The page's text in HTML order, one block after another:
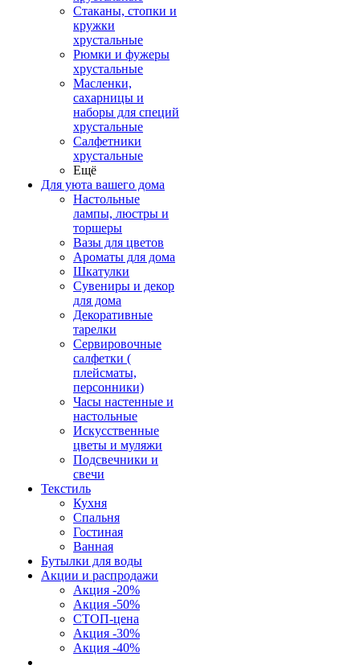
Стаканы, стопки и
кружки
хрустальные
Рюмки и фужеры
хрустальные
Масленки,
сахарницы и
наборы для специй
хрустальные
Салфетники
хрустальные
Ещё
Для уюта вашего дома
Настольные
лампы, люстры и
торшеры
Вазы для цветов
Ароматы для дома
Шкатулки
Сувениры и декор
для дома
Декоративные
тарелки
Сервировочные
салфетки (
плейсматы,
персонники)
Часы настенные и
настольные
Искусственные
цветы и муляжи
Подсвечники и
свечи
Текстиль
Кухня
Спальня
Гостиная
Ванная
Бутылки для воды
Акции и распродажи
Акция -20%
Акция -50%
СТОП-цена
Акция -30%
Акция -40%